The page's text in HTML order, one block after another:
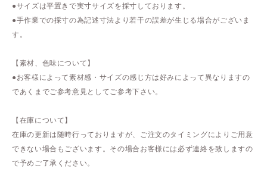
●サイズは平置きで実寸サイズを採寸しております。
●手作業での採寸の為記述寸法より若干の誤差が生じる場合がございま
す。
【素材、色味について】
●お客様によって素材感・サイズの感じ方は好みによって異なりますの
であくまでご参考意見としてご参考下さい。
【在庫について】
在庫の更新は随時行っておりますが、ご注文のタイミングによりご用意
できない場合もございます。その場合お客様には必ず連絡を致しますの
で予めご了承ください。